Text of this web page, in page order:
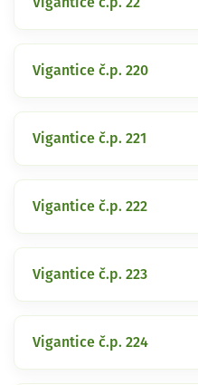
Vigantice č.p. 220
Vigantice č.p. 221
Vigantice č.p. 222
Vigantice č.p. 223
Vigantice č.p. 224